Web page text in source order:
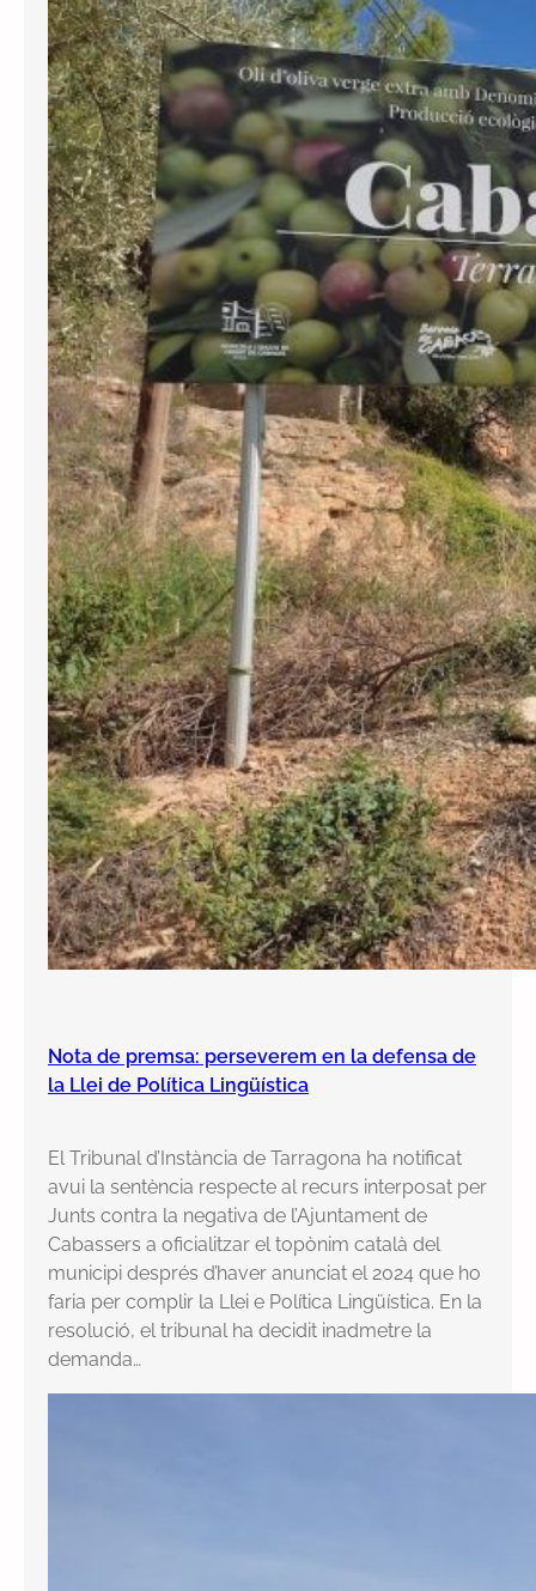
Nota de premsa: perseverem en la defensa de
la Llei de Política Lingüística
El Tribunal d’Instància de Tarragona ha notificat
avui la sentència respecte al recurs interposat per
Junts contra la negativa de l’Ajuntament de
Cabassers a oficialitzar el topònim català del
municipi després d’haver anunciat el 2024 que ho
faria per complir la Llei e Política Lingüística. En la
resolució, el tribunal ha decidit inadmetre la
demanda…